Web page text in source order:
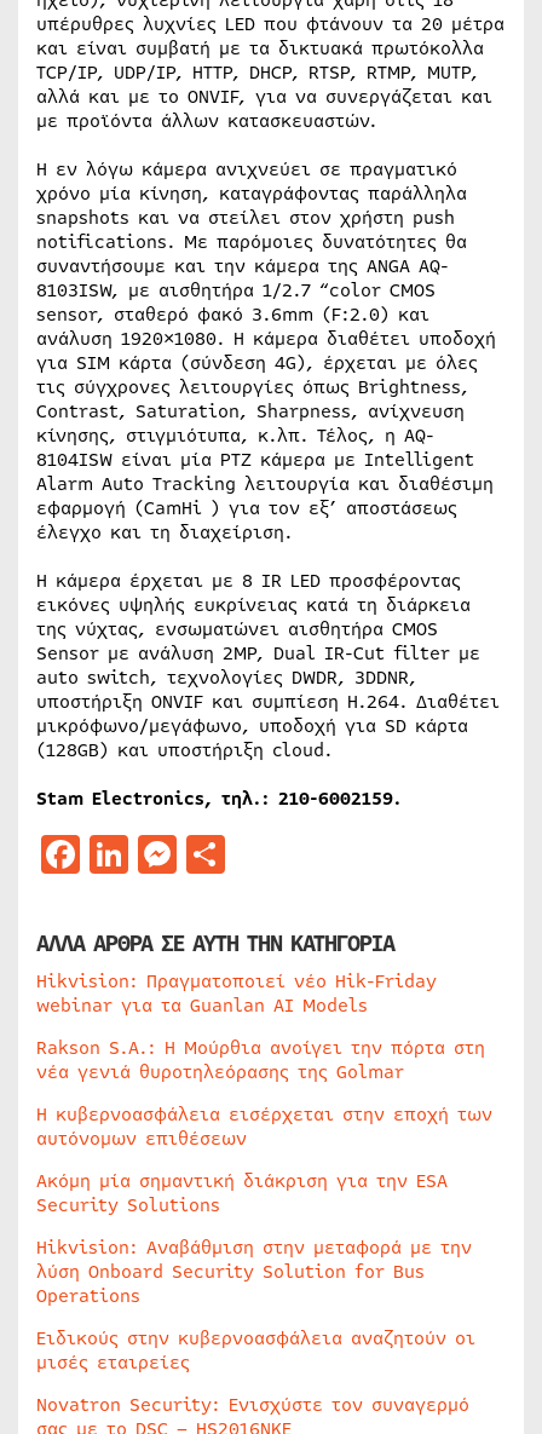
υπέρυθρες λυχνίες LED που φτάνουν τα 20 μέτρα
και είναι συμβατή με τα δικτυακά πρωτόκολλα
TCP/IP, UDP/IP, HTTP, DHCP, RTSP, RTMP, MUTP,
αλλά και με το ONVIF, για να συνεργάζεται και
με προϊόντα άλλων κατασκευαστών.
Η εν λόγω κάμερα ανιχνεύει σε πραγματικό
χρόνο μία κίνηση, καταγράφοντας παράλληλα
snapshots και να στείλει στον χρήστη push
notifications. Με παρόμοιες δυνατότητες θα
συναντήσουμε και την κάμερα της ANGA AQ-
8103ISW, με αισθητήρα 1/2.7 “color CMOS
sensor, σταθερό φακό 3.6mm (F:2.0) και
ανάλυση 1920×1080. Η κάμερα διαθέτει υποδοχή
για SIM κάρτα (σύνδεση 4G), έρχεται με όλες
τις σύγχρονες λειτουργίες όπως Brightness,
Contrast, Saturation, Sharpness, ανίχνευση
κίνησης, στιγμιότυπα, κ.λπ. Τέλος, η AQ-
8104ISW είναι μία PTZ κάμερα με Intelligent
Alarm Auto Tracking λειτουργία και διαθέσιμη
εφαρμογή (CamHi ) για τον εξ’ αποστάσεως
έλεγχο και τη διαχείριση.
Η κάμερα έρχεται με 8 IR LED προσφέροντας
εικόνες υψηλής ευκρίνειας κατά τη διάρκεια
της νύχτας, ενσωματώνει αισθητήρα CMOS
Sensor με ανάλυση 2MP, Dual IR-Cut filter με
auto switch, τεχνολογίες DWDR, 3DDNR,
υποστήριξη ONVIF και συμπίεση Η.264. Διαθέτει
μικρόφωνο/μεγάφωνο, υποδοχή για SD κάρτα
(128GB) και υποστήριξη cloud.
Stam Electronics, τηλ.: 210-6002159.
Facebook
LinkedIn
Messenger
ΑΛΛΑ ΑΡΘΡΑ ΣΕ ΑΥΤΗ ΤΗΝ ΚΑΤΗΓΟΡΙΑ
Hikvision: Πραγματοποιεί νέο Hik-Friday
webinar για τα Guanlan AI Models
Rakson S.A.: Η Μούρθια ανοίγει την πόρτα στη
νέα γενιά θυροτηλεόρασης της Golmar
Η κυβερνοασφάλεια εισέρχεται στην εποχή των
αυτόνομων επιθέσεων
Ακόμη μία σημαντική διάκριση για την ESA
Security Solutions
Hikvision: Αναβάθμιση στην μεταφορά με την
λύση Onboard Security Solution for Bus
Operations
Ειδικούς στην κυβερνοασφάλεια αναζητούν οι
μισές εταιρείες
Novatron Security: Ενισχύστε τον συναγερμό